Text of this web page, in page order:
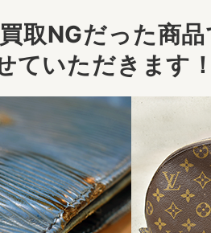
取NGだった商
ていただきます